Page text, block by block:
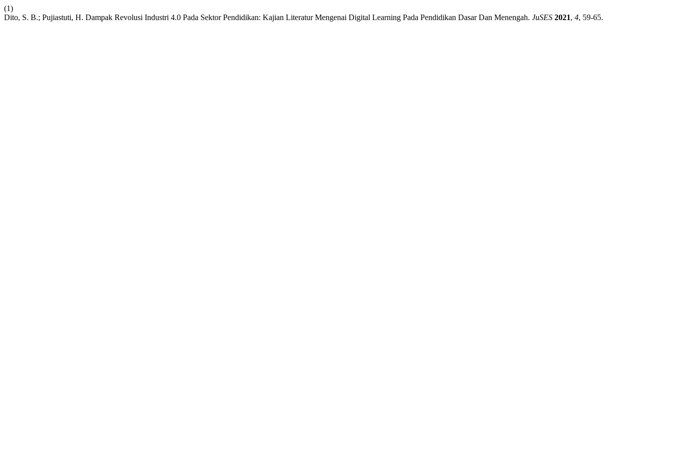
(1)
Dito, S. B.; Pujiastuti, H. Dampak Revolusi Industri 4.0 Pada Sektor Pendidikan: Kajian Literatur Mengenai Digital Learning Pada Pendidikan Dasar Dan Menengah. JuSES 2021, 4, 59-65.